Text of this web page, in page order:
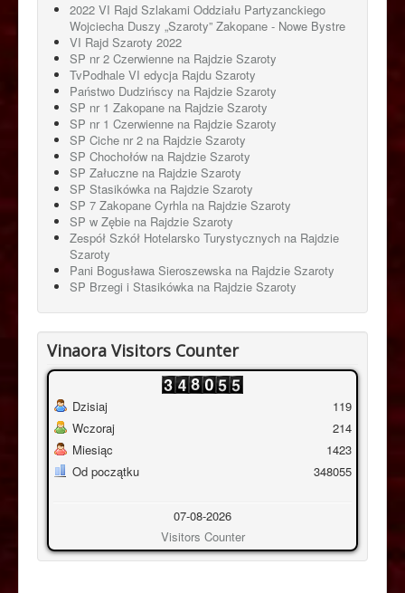
2022 VI Rajd Szlakami Oddziału Partyzanckiego
Wojciecha Duszy „Szaroty” Zakopane - Nowe Bystre
VI Rajd Szaroty 2022
SP nr 2 Czerwienne na Rajdzie Szaroty
TvPodhale VI edycja Rajdu Szaroty
Państwo Dudzińscy na Rajdzie Szaroty
SP nr 1 Zakopane na Rajdzie Szaroty
SP nr 1 Czerwienne na Rajdzie Szaroty
SP Ciche nr 2 na Rajdzie Szaroty
SP Chochołów na Rajdzie Szaroty
SP Załuczne na Rajdzie Szaroty
SP Stasikówka na Rajdzie Szaroty
SP 7 Zakopane Cyrhla na Rajdzie Szaroty
SP w Zębie na Rajdzie Szaroty
Zespół Szkół Hotelarsko Turystycznych na Rajdzie
Szaroty
Pani Bogusława Sieroszewska na Rajdzie Szaroty
SP Brzegi i Stasikówka na Rajdzie Szaroty
Vinaora Visitors Counter
Dzisiaj
Wczoraj
Miesiąc
Od początku
119
214
1423
348055
07-08-2026
Visitors Counter